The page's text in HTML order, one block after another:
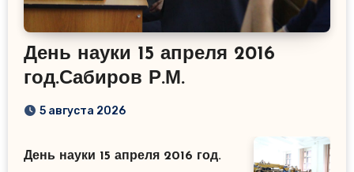
День науки 15 апреля 2016
год.Сабиров Р.М.
5 августа 2026
День науки 15 апреля 2016 год.